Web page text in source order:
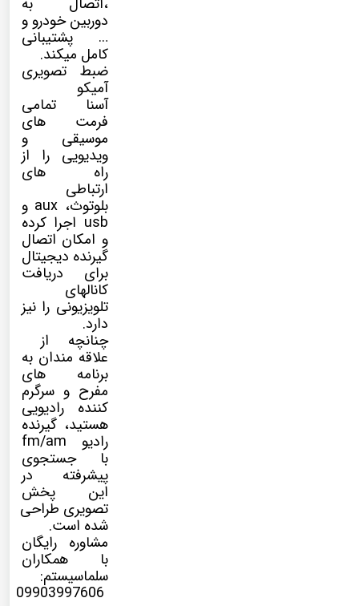
دوربین خودرو و
… پشتیبانی
کامل میکند.
ضبط تصویری
آمیکو
آسنا تمامی
فرمت های
موسیقی و
ویدیویی را از
راه های
ارتباطی
بلوتوث، aux و
usb اجرا کرده
و امکان اتصال
گیرنده دیجیتال
برای دریافت
کانالهای
تلویزیونی را نیز
دارد.
چنانچه از
علاقه مندان به
برنامه های
مفرح و سرگرم
کننده رادیویی
هستید، گیرنده
رادیو fm/am
با جستجوی
پیشرفته در
این پخش
تصویری طراحی
شده است.
مشاوره رایگان
با همکاران
سلماسیستم:
09903997606